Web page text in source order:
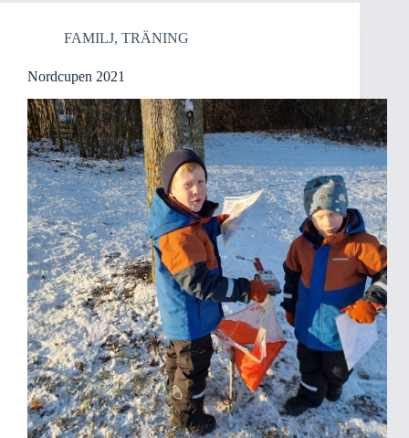
FAMILJ, TRÄNING
Nordcupen 2021